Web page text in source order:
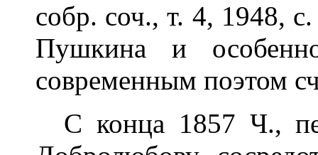
собр. соч., т. 4, 1948,
Пушкина и
современным поэтом
С конца 1857 Ч.,